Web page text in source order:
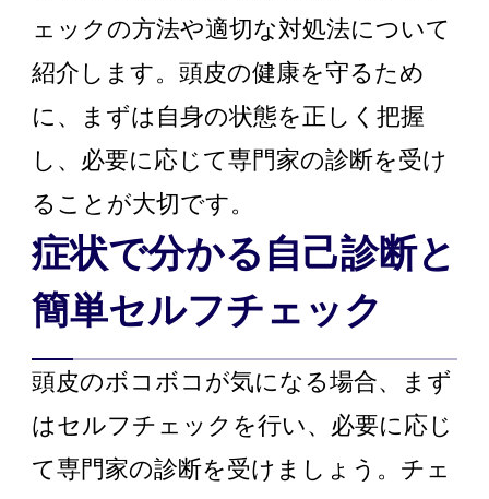
ェックの方法や適切な対処法について
紹介します。頭皮の健康を守るため
に、まずは自身の状態を正しく把握
し、必要に応じて専門家の診断を受け
ることが大切です。
症状で分かる自己診断と
簡単セルフチェック
頭皮のボコボコが気になる場合、まず
はセルフチェックを行い、必要に応じ
て専門家の診断を受けましょう。チェ